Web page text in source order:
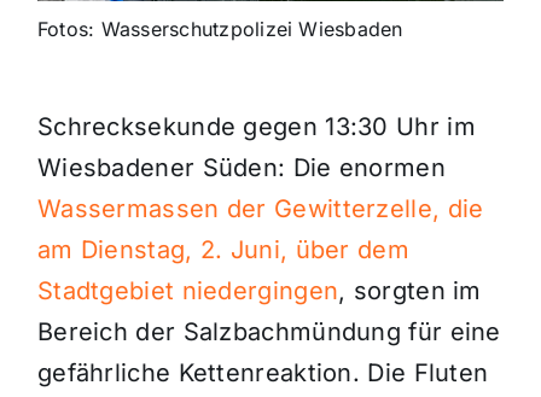
Fotos: Wasserschutzpolizei Wiesbaden
Schrecksekunde gegen 13:30 Uhr im
Wiesbadener Süden: Die enormen
Wassermassen der Gewitterzelle, die
am Dienstag, 2. Juni, über dem
Stadtgebiet niedergingen, sorgten im
Bereich der Salzbachmündung für eine
gefährliche Kettenreaktion. Die Fluten